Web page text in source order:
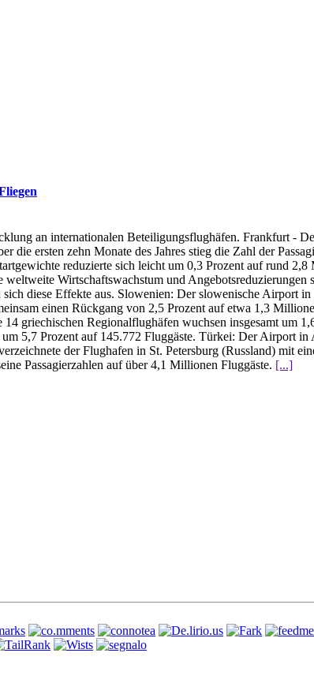
an internationalen Beteiligungsflughäfen. Frankfurt -
die ersten zehn Monate des Jahres stieg die Zahl der
reduzierte sich leicht um 0,3 Prozent auf rund
weltweite Wirtschaftswachstum und
diese Effekte aus. Slowenien: Der slowenische Airport
einen Rückgang von 2,5 Prozent auf etwa 1,3
griechischen Regionalflughäfen wuchsen insgesamt um
5,7 Prozent auf 145.772 Fluggäste. Türkei: Der Airport
der Flughafen in St. Petersburg (Russland) mit
Passagierzahlen auf über 4,1 Millionen Fluggäste. [...]